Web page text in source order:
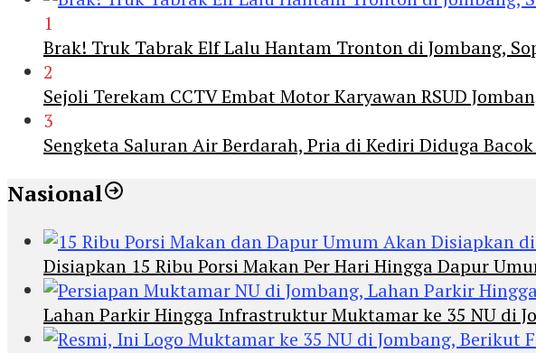
1
Brak! Truk Tabrak Elf Lalu Hantam Tronton di Jombang,
2
Sejoli Terekam CCTV Embat Motor Karyawan RSUD
3
Sengketa Saluran Air Berdarah, Pria di Kediri Diduga
Nasional
Disiapkan 15 Ribu Porsi Makan Per Hari Hingga Dapur
Lahan Parkir Hingga Infrastruktur Muktamar ke 35 NU di